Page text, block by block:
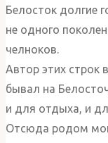
Белосток долгие
не одного
челноков.
Автор этих строк
бывал на
и для отдыха, и
Отсюда родом